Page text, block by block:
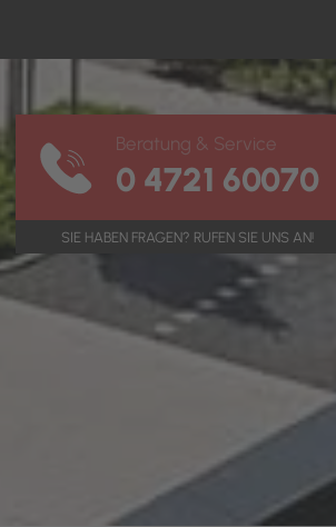
Beratung & Service
0 4721 60070
SIE HABEN FRAGEN? RUFEN SIE UNS AN!